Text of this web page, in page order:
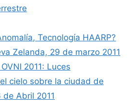
Tecnología HAARP?
Zelanda, 29 de marzo 2011
2011: Luces
cielo sobre la ciudad de
de Abril 2011